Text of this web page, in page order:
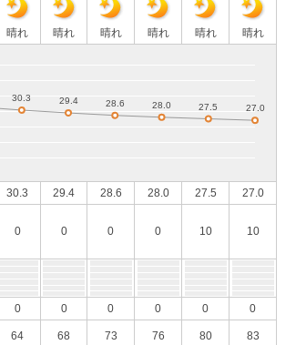
晴れ 晴れ 晴れ 晴れ 晴れ 晴れ
30.3 29.4 28.6 28.0 27.5 27.0
0 0 0 0 10 10
0 0 0 0 0 0
64 68 73 76 80 83